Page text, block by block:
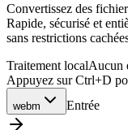
Convertissez des
Rapide, sécurisé et
sans restrictions
Traitement localAucun
Appuyez sur Ctrl+D
webm Entrée